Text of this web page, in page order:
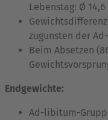
Lebenstag: Ø
Gewichtsdifferenz
zugunsten der
Beim Absetzen
Endgewichte:
Ad-libitum-